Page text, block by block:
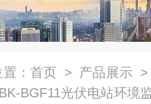
： 首页 > 产品展示
BGF11光伏电站环境